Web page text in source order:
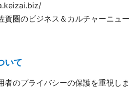
圏のビジネス＆カルチャーニュー
いて
者のプライバシーの保護を重視しま